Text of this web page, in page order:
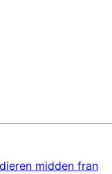
midden fran